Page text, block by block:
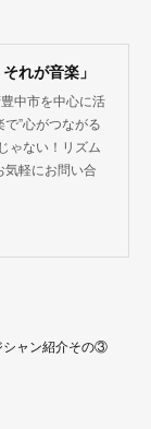
れが音楽」
中市を中心に活
”心がつながる
ゃない！リズム
気軽にお問い合
ャン紹介その③